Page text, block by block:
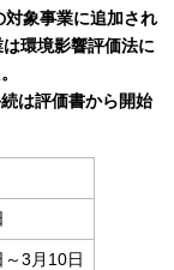
象事業に追加され
環境影響評価法に
は評価書から開始
3月10日